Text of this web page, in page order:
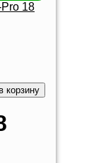
18
корзину